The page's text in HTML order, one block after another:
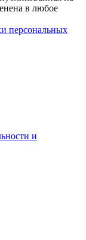
в любое
персональных
и